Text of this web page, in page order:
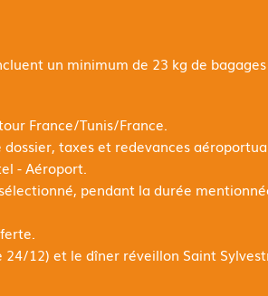
un minimum de 23 kg de
France/Tunis/France.
taxes et redevances
- Aéroport.
pendant la durée
12) et le dîner réveillon Saint